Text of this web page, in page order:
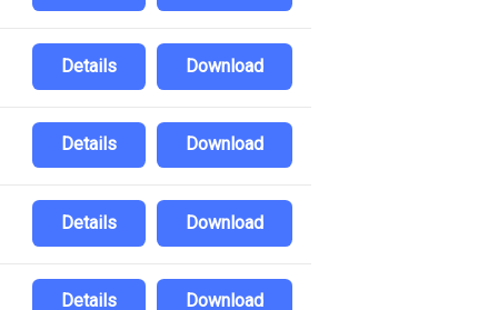
Download
Details
Download
Details
Download
Details
Download
Details